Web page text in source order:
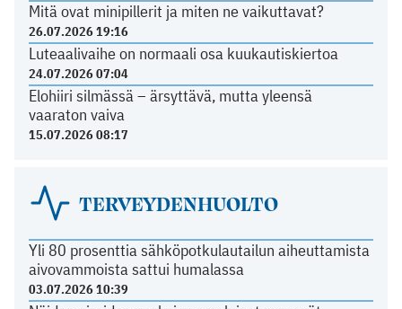
Mitä ovat minipillerit ja miten ne vaikuttavat?
26.07.2026 19:16
Luteaalivaihe on normaali osa kuukautiskiertoa
24.07.2026 07:04
Elohiiri silmässä – ärsyttävä, mutta yleensä
vaaraton vaiva
15.07.2026 08:17
TERVEYDENHUOLTO
Yli 80 prosenttia sähköpotkulautailun aiheuttamista
aivovammoista sattui humalassa
03.07.2026 10:39